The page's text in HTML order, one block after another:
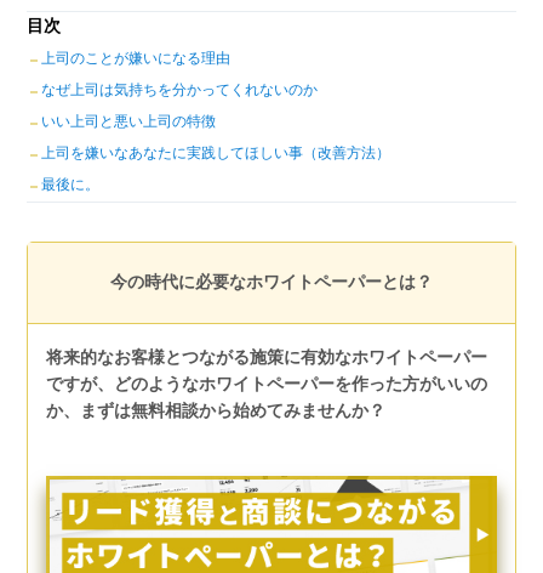
目次
上司のことが嫌いになる理由
なぜ上司は気持ちを分かってくれないのか
いい上司と悪い上司の特徴
上司を嫌いなあなたに実践してほしい事（改善方法）
最後に。
今の時代に必要なホワイトペーパーとは？
将来的なお客様とつながる施策に有効なホワイトペーパー
ですが、どのようなホワイトペーパーを作った方がいいの
か、まずは無料相談から始めてみませんか？